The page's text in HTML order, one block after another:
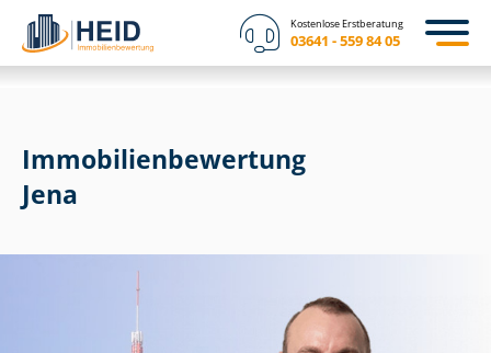
Kostenlose Erstberatung
03641 - 559 84 05
Immobilien­bewertung
Jena